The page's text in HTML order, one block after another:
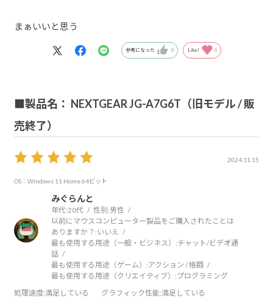
まぁいいと思う
参考になった 0 Like! 0
■製品名： NEXTGEAR JG-A7G6T（旧モデル / 販
売終了）
2024.11.15
OS：Windows 11 Home 64ビット
みぐらんと
年代:20代 性別:男性
以前にマウスコンピューター製品をご購入されたことは
ありますか？: いいえ
最も使用する用途（一般・ビジネス）:チャット/ビデオ通
話
最も使用する用途（ゲーム）:アクション / 格闘
最も使用する用途（クリエイティブ）:プログラミング
処理速度:満足している グラフィック性能:満足している